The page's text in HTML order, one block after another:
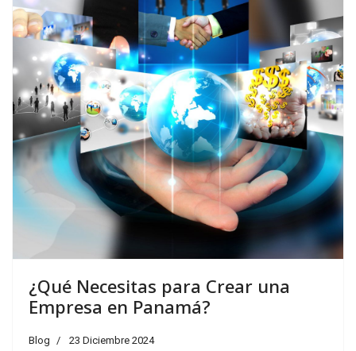
¿Qué Necesitas para Crear una
Empresa en Panamá?
Blog 23 Diciembre 2024